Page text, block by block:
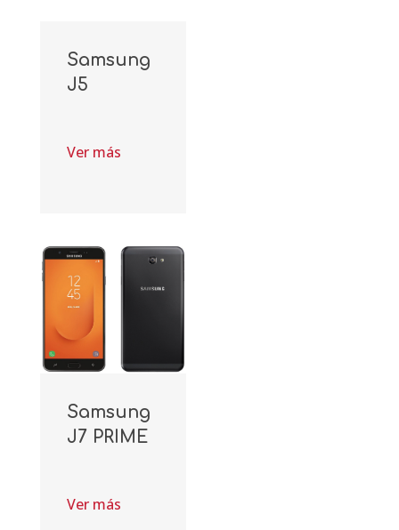
Samsung
J5
Ver más
Samsung
J7 PRIME
Ver más